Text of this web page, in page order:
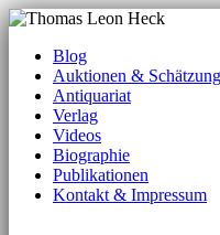
Blog
Auktionen &
Antiquariat
Verlag
Videos
Biographie
Publikationen
Kontakt & Impressum